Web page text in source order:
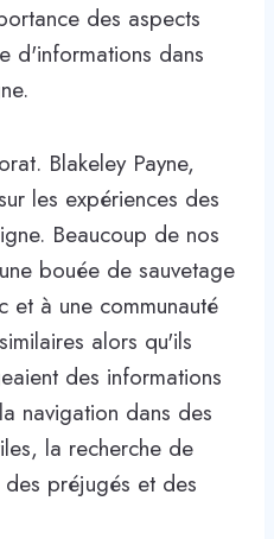
des aspects
d'informations dans
Blakeley Payne,
les expériences des
Beaucoup de nos
bouée de sauvetage
et à une communauté
alors qu'ils
des informations
navigation dans des
la recherche de
préjugés et des